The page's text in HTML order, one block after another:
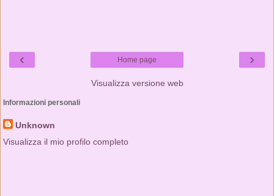
‹ ›
Home page
Visualizza versione web
Informazioni personali
Unknown
Visualizza il mio profilo completo